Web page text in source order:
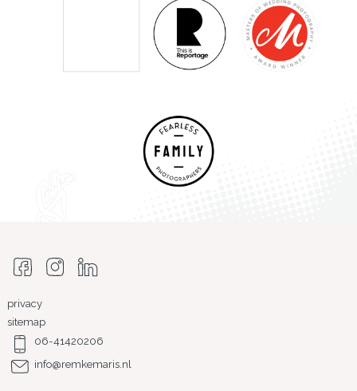
privacy
sitemap
06-41420206
info@remkemaris.nl